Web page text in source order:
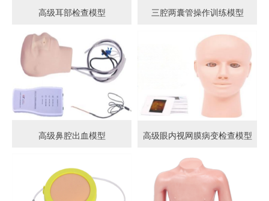
高级耳部检查模型 三腔两囊管操作训练模型
高级鼻腔出血模型 高级眼内视网膜病变检查模型